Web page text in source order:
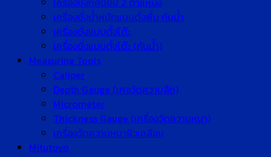
เครื่องชั่งน้ำหนักแบบตั้งพื้น กันน้ำ
เครื่องชั่งแบบตั้งโต๊ะ
เครื่องชั่งแบบตั้งโต๊ะ (กันน้ำ)
Measuring Tools
Caliper
Depth Gauge (เกจวัดความลึก)
Micrometer
Thickness Gauge (เครื่องวัดความหนา)
เครื่องวัดความหนาผิวเคลือบ
Mitutoyo